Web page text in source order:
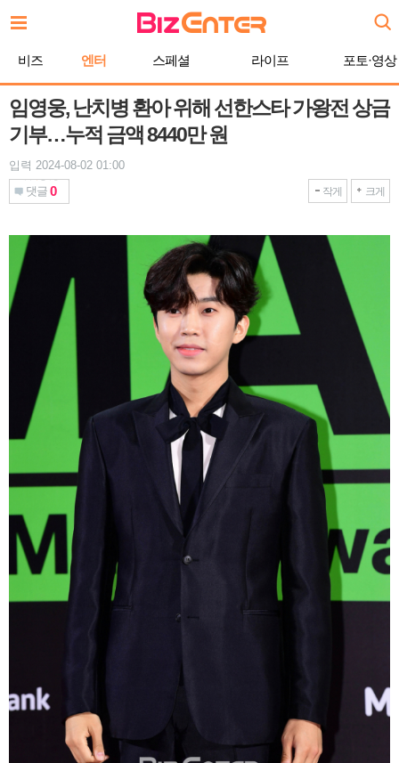
문
비즈 엔터 스페셜 라이프 포토·영상
임영웅, 난치병 환아 위해 선한스타 가왕전 상금
기부…누적 금액 8440만 원
입력 2024-08-02 01:00
댓글 0 작게 크게